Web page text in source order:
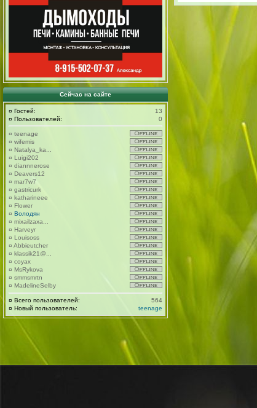
Сейчас на сайте
¤ Гостей:
13
¤ Пользователей: 0
¤ teenage
¤ wifemis
¤ Natalya_ka...
¤ Luigi202
¤ diannnerose
¤ Deavers12
¤ mar7w7
¤ gastricurk
¤ katharineee
¤ Flower
¤ Володян
¤ mixailzaxa...
¤ Harveyr
¤ Louisoss
¤ Abbieutcher
¤ klassik21@...
¤ coyax
¤ MsRykova
¤ smmsmrtn
¤ MadelineSelby
¤ Всего пользователей:
564
¤ Новый пользователь: teenage